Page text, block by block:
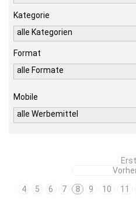
Kategorie
alle Kategorien
Format
alle Formate
Mobile
alle Werbemittel
4
5 6 7 8 9 10 11